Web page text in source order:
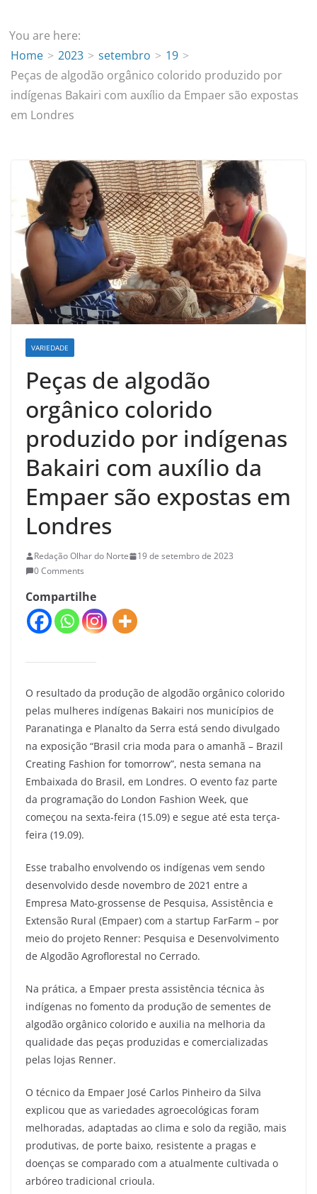
You are here:
Home
2023 setembro
19
Peças de algodão orgânico colorido produzido por
indígenas Bakairi com auxílio da Empaer são expostas
em Londres
VARIEDADE
Peças de algodão
orgânico colorido
produzido por indígenas
Bakairi com auxílio da
Empaer são expostas em
Londres
Redação Olhar do Norte
19 de setembro de 2023
0 Comments
Compartilhe
O resultado da produção de algodão orgânico colorido
pelas mulheres indígenas Bakairi nos municípios de
Paranatinga e Planalto da Serra está sendo divulgado
na exposição “Brasil cria moda para o amanhã – Brazil
Creating Fashion for tomorrow”, nesta semana na
Embaixada do Brasil, em Londres. O evento faz parte
da programação do London Fashion Week, que
começou na sexta-feira (15.09) e segue até esta terça-
feira (19.09).
Esse trabalho envolvendo os indígenas vem sendo
desenvolvido desde novembro de 2021 entre a
Empresa Mato-grossense de Pesquisa, Assistência e
Extensão Rural (Empaer) com a startup FarFarm – por
meio do projeto Renner: Pesquisa e Desenvolvimento
de Algodão Agroflorestal no Cerrado.
Na prática, a Empaer presta assistência técnica às
indígenas no fomento da produção de sementes de
algodão orgânico colorido e auxilia na melhoria da
qualidade das peças produzidas e comercializadas
pelas lojas Renner.
O técnico da Empaer José Carlos Pinheiro da Silva
explicou que as variedades agroecológicas foram
melhoradas, adaptadas ao clima e solo da região, mais
produtivas, de porte baixo, resistente a pragas e
doenças se comparado com a atualmente cultivada o
arbóreo tradicional crioula.